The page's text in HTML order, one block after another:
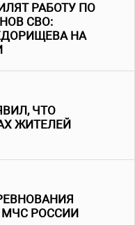
РАБОТУ ПО
СВО:
НА
ЧТО
ЖИТЕЛЕЙ
РОССИИ